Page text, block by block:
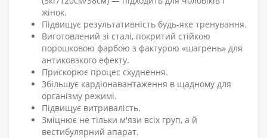
жінок.
Підвищує результативність будь-яке тренування.
Виготовлений зі сталі, покритий стійкою
порошковою фарбою з фактурою «шагрень» для
антиковзкого ефекту.
Прискорює процес схуднення.
Збільшує кардіонавантаження в щадному для
організму режимі.
Підвищує витривалість.
Зміцнює не тільки м'язи всіх груп, а й
вестибулярний апарат.